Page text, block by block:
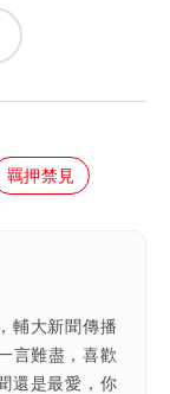
羈押禁見
輔大新聞傳播
言難盡，喜歡
還是最愛，你